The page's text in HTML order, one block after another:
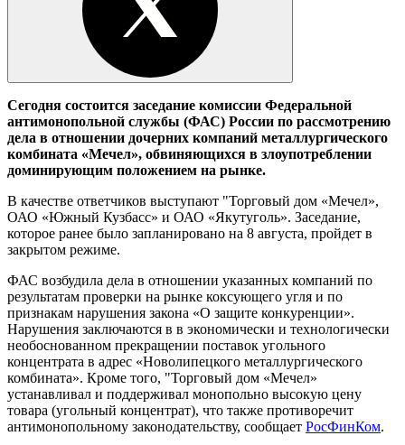
Сегодня состоится заседание комиссии Федеральной
антимонопольной службы (ФАС) России по рассмотрению
дела в отношении дочерних компаний металлургического
комбината «Мечел», обвиняющихся в злоупотреблении
доминирующим положением на рынке.
В качестве ответчиков выступают "Торговый дом «Мечел»,
ОАО «Южный Кузбасс» и ОАО «Якутуголь». Заседание,
которое ранее было запланировано на 8 августа, пройдет в
закрытом режиме.
ФАС возбудила дела в отношении указанных компаний по
результатам проверки на рынке коксующего угля и по
признакам нарушения закона «О защите конкуренции».
Нарушения заключаются в в экономически и технологически
необоснованном прекращении поставок угольного
концентрата в адрес «Новолипецкого металлургического
комбината». Кроме того, "Торговый дом «Мечел»
устанавливал и поддерживал монопольно высокую цену
товара (угольный концентрат), что также противоречит
антимонопольному законодательству, сообщает РосФинКом.